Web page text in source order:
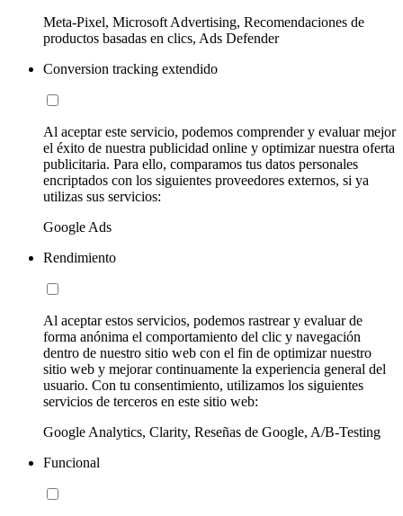
Meta-Pixel, Microsoft Advertising, Recomendaciones de
productos basadas en clics, Ads Defender
Conversion tracking extendido
Al aceptar este servicio, podemos comprender y evaluar mejor
el éxito de nuestra publicidad online y optimizar nuestra oferta
publicitaria. Para ello, comparamos tus datos personales
encriptados con los siguientes proveedores externos, si ya
utilizas sus servicios:
Google Ads
Rendimiento
Al aceptar estos servicios, podemos rastrear y evaluar de
forma anónima el comportamiento del clic y navegación
dentro de nuestro sitio web con el fin de optimizar nuestro
sitio web y mejorar continuamente la experiencia general del
usuario. Con tu consentimiento, utilizamos los siguientes
servicios de terceros en este sitio web:
Google Analytics, Clarity, Reseñas de Google, A/B-Testing
Funcional